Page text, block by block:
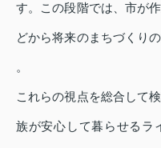
す。この段階では、市が
どから将来のまちづくり
。
これらの視点を総合して
族が安心して暮らせるラ